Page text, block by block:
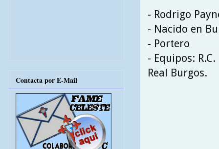
- Rodrigo
- Nacido en
- Portero
- Equipos:
Real Burgos.
Contacta por E-Mail